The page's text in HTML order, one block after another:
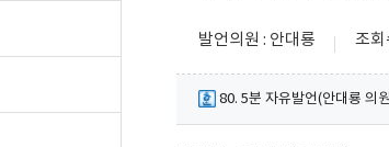
발언의원 : 안대룡 조회
80. 5분 자유발언(안대룡 의